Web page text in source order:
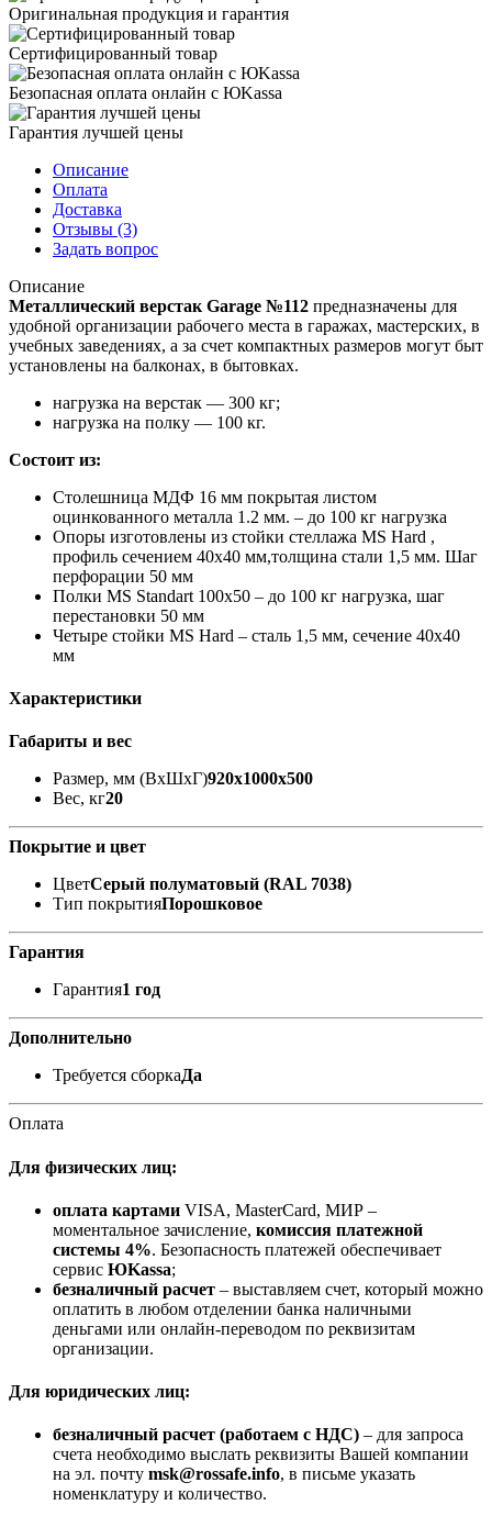
Оригинальная продукция и гарантия
Сертифицированный товар
Безопасная оплата онлайн с ЮKassa
Гарантия лучшей цены
Описание
Оплата
Доставка
Отзывы (3)
Задать вопрос
Описание
Металлический верстак Garage №112 предназначены для
удобной организации рабочего места в гаражах, мастерских, в
учебных заведениях, а за счет компактных размеров могут быт
установлены на балконах, в бытовках.
нагрузка на верстак — 300 кг;
нагрузка на полку — 100 кг.
Состоит из:
Столешница МДФ 16 мм покрытая листом
оцинкованного металла 1.2 мм. – до 100 кг нагрузка
Опоры изготовлены из стойки стеллажа MS Hard ,
профиль сечением 40х40 мм,толщина стали 1,5 мм. Шаг
перфорации 50 мм
Полки MS Standart 100x50 – до 100 кг нагрузка, шаг
перестановки 50 мм
Четыре стойки MS Hard – сталь 1,5 мм, сечение 40х40
мм
Характеристики
Габариты и вес
Размер, мм (ВхШхГ)920x1000x500
Вес, кг20
Покрытие и цвет
ЦветСерый полуматовый (RAL 7038)
Тип покрытияПорошковое
Гарантия
Гарантия1 год
Дополнительно
Требуется сборкаДа
Оплата
Для физических лиц:
оплата картами VISA, MasterCard, МИР –
моментальное зачисление, комиссия платежной
системы 4%. Безопасность платежей обеспечивает
сервис ЮKassa;
безналичный расчет – выставляем счет, который можно
оплатить в любом отделении банка наличными
деньгами или онлайн-переводом по реквизитам
организации.
Для юридических лиц:
безналичный расчет (работаем с НДС) – для запроса
счета необходимо выслать реквизиты Вашей компании
на эл. почту msk@rossafe.info, в письме указать
номенклатуру и количество.